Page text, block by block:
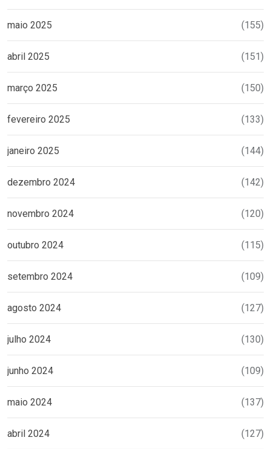
maio 2025 (155)
abril 2025 (151)
março 2025 (150)
fevereiro 2025 (133)
janeiro 2025 (144)
dezembro 2024 (142)
novembro 2024 (120)
outubro 2024 (115)
setembro 2024 (109)
agosto 2024 (127)
julho 2024 (130)
junho 2024 (109)
maio 2024 (137)
abril 2024 (127)